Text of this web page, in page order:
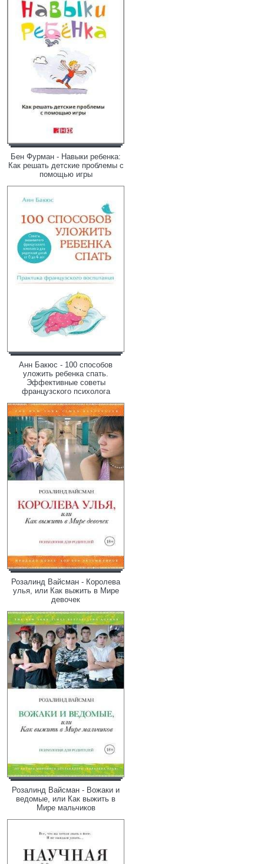
Бен Фурман - Навыки ребенка:
Как решать детские проблемы с
помощью игры
Анн Бакюс - 100 способов
уложить ребенка спать.
Эффективные советы
французского психолога
Розалинд Вайсман - Королева
улья, или Как выжить в Мире
девочек
Розалинд Вайсман - Вожаки и
ведомые, или Как выжить в
Мире мальчиков